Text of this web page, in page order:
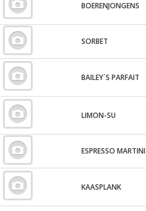
BOERENJONGENS
SORBET
BAILEY`S PARFAIT
LIMON-SU
ESPRESSO MARTINI
KAASPLANK